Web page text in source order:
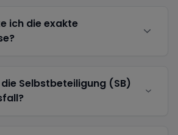
ich die exakte
Selbstbeteiligung (SB)